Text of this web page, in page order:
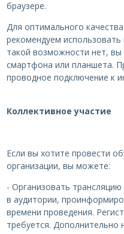
браузере.
Для оптимального
рекомендуем
такой возможности нет,
смартфона или планшета.
проводное подключение к
Коллективное участие
Если вы хотите провести
организации, вы можете:
- Организовать
в аудитории,
времени проведения.
требуется.